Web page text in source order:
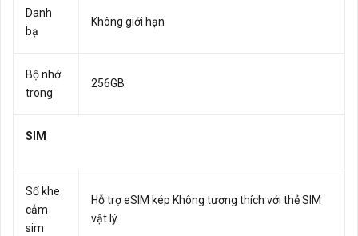
Danh
bạ
Không giới hạn
Bộ nhớ
trong
256GB
SIM
Số khe
cắm
sim
Hỗ trợ eSIM kép Không tương thích với thẻ SIM
vật lý.